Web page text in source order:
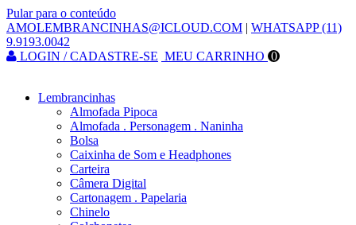
Pular para o conteúdo
AMOLEMBRANCINHAS@ICLOUD.COM | WHATSAPP (11)
9.9193.0042
LOGIN / CADASTRE-SE MEU CARRINHO 0
Lembrancinhas
Almofada Pipoca
Almofada . Personagem . Naninha
Bolsa
Caixinha de Som e Headphones
Carteira
Câmera Digital
Cartonagem . Papelaria
Chinelo